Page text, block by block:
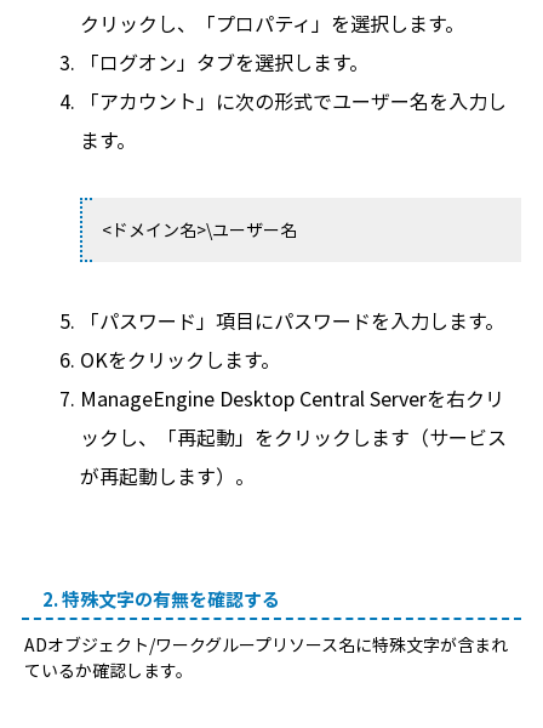
クリックし、「プロパティ」を選択します。
「ログオン」タブを選択します。
「アカウント」に次の形式でユーザー名を入力し
ます。
<ドメイン名>\ユーザー名
「パスワード」項目にパスワードを入力します。
OKをクリックします。
ManageEngine Desktop Central Serverを右クリ
ックし、「再起動」をクリックします（サービス
が再起動します）。
2. 特殊文字の有無を確認する
ADオブジェクト/ワークグループリソース名に特殊文字が含まれ
ているか確認します。